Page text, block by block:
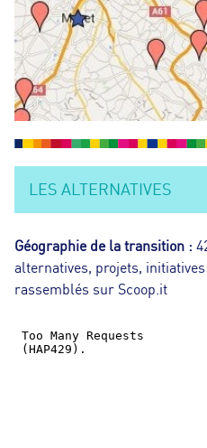
R
E
D
E
R
E
C
LES ALTERNATIVES
Géographie de la transition :
alternatives, projets,
rassemblés sur Scoop.it